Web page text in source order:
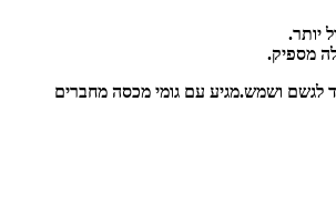
יותר.
מספיק.
לגשם ושמש.מגיע עם גומי מכסה מחברים